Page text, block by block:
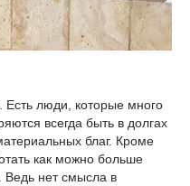
Есть люди, которые много
всегда быть в долгах
благ. Кроме
как можно больше
Ведь нет смысла в